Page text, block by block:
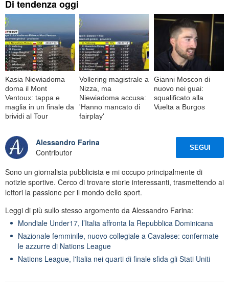
Di tendenza oggi
Kasia Niewiadoma
doma il Mont
Ventoux: tappa e
maglia in un finale da
brividi al Tour
Vollering magistrale a
Nizza, ma
Niewiadoma accusa:
'Hanno mancato di
fairplay'
Gianni Moscon di
nuovo nei guai:
squalificato alla
Vuelta a Burgos
Alessandro Farina
Contributor
SEGUI
Sono un giornalista pubblicista e mi occupo principalmente di
notizie sportive. Cerco di trovare storie interessanti, trasmettendo ai
lettori la passione per il mondo dello sport.
Leggi di più sullo stesso argomento da Alessandro Farina:
Mondiale Under17, l’Italia affronta la Repubblica Dominicana
Nazionale femminile, nuovo collegiale a Cavalese: confermate
le azzurre di Nations League
Nations League, l'Italia nei quarti di finale sfida gli Stati Uniti